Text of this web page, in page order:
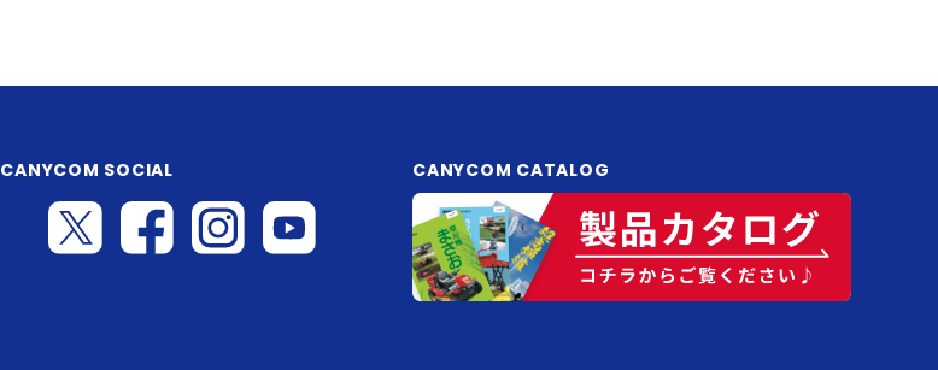
CANYCOM SOCIAL CANYCOM CATALOG